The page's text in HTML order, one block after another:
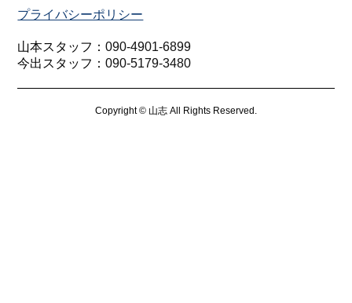
プライバシーポリシー
山本スタッフ：090-4901-6899
今出スタッフ：090-5179-3480
Copyright © 山志 All Rights Reserved.